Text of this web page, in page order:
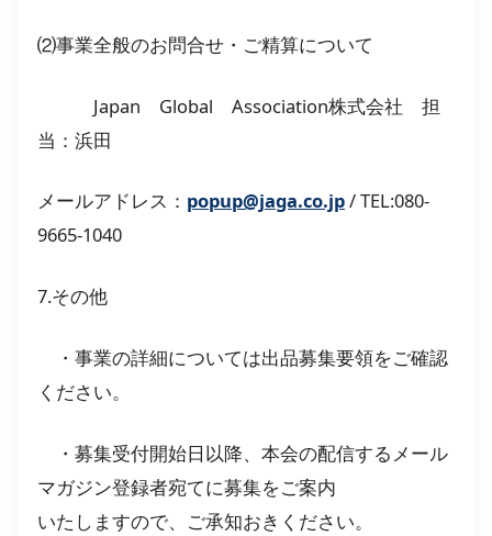
⑵事業全般のお問合せ・ご精算について
Japan Global Association株式会社 担
当：浜田
メールアドレス： popup@jaga.co.jp/ TEL:080-
9665-1040
7.その他
・事業の詳細については出品募集要領をご確認
ください。
・募集受付開始日以降、本会の配信するメール
マガジン登録者宛てに募集をご案内
いたしますので、ご承知おきください。